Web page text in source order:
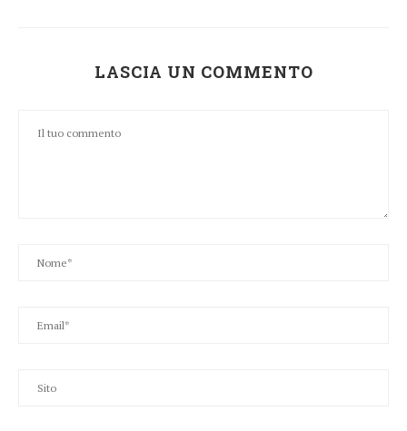
LASCIA UN COMMENTO